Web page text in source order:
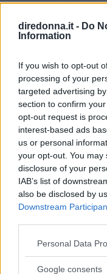
diredonna.it - Do
Information
If you wish to opt-out
processing of your
targeted advertising
section to confirm
opt-out request is
interest-based ads
us or personal
your opt-out. You
disclosure of your
IAB’s list of
also be disclosed by
Downstream
Please note that this
not limited to your
Personal Data
Google consents